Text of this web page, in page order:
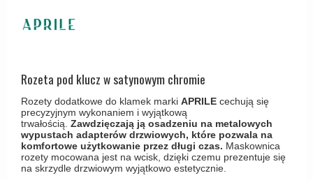
Svanemøllen klamki
Weingarden Klamki
Østerbro - Drewniane klamki do drzwi
Klamki Buster+Punch
Wsporniki półek
Produkty do czyszczenia mosiądzu
Turnstyle Designs
RDS klamki
Samuel Heath klamki
Sibes Metall
Søe-Jensen & Co
Valli & Valli klamki
Rozeta pod klucz w satynowym chromie
Rozety dodatkowe do klamek marki APRILE cechują się
precyzyjnym wykonaniem i wyjątkową
trwałością. Zawdzięczają ją osadzeniu na metalowych
wypustach adapterów drzwiowych, które pozwala na
komfortowe użytkowanie przez długi czas. Maskownica
rozety mocowana jest na wcisk, dzięki czemu prezentuje się
na skrzydle drzwiowym wyjątkowo estetycznie.